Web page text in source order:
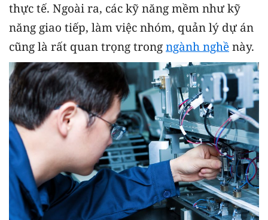
thực tế. Ngoài ra, các kỹ năng mềm như kỹ
năng giao tiếp, làm việc nhóm, quản lý dự án
cũng là rất quan trọng trong ngành nghề này.